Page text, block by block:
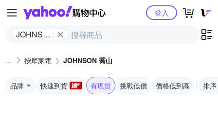
Yahoo購物中心
JOHNSON
登入
按摩家電 JOHNSON 喬山
品牌 快速到貨 有現貨 挑戰低價 價格低到高 排序